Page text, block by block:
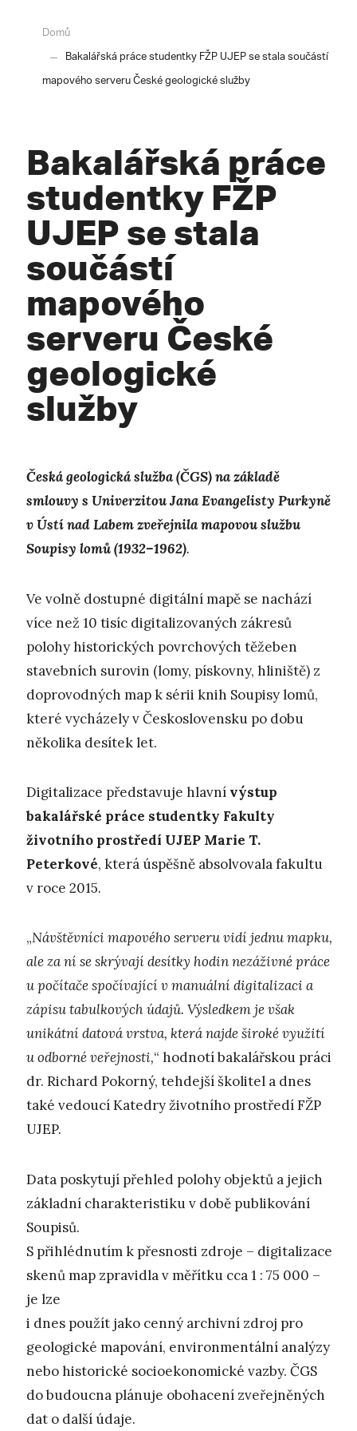
Domů
Bakalářská práce studentky FŽP UJEP se stala součástí
mapového serveru České geologické služby
Bakalářská práce
studentky FŽP
UJEP se stala
součástí
mapového
serveru České
geologické
služby
Česká geologická služba (ČGS) na základě
smlouvy s Univerzitou Jana Evangelisty Purkyně
v Ústí nad Labem zveřejnila mapovou službu
Soupisy lomů (1932–1962).
Ve volně dostupné digitální mapě se nachází
více než 10 tisíc digitalizovaných zákresů
polohy historických povrchových těžeben
stavebních surovin (lomy, pískovny, hliniště) z
doprovodných map k sérii knih Soupisy lomů,
které vycházely v Československu po dobu
několika desítek let.
Digitalizace představuje hlavní výstup
bakalářské práce studentky Fakulty
životního prostředí UJEP Marie T.
Peterkové, která úspěšně absolvovala fakultu
v roce 2015.
„Návštěvníci mapového serveru vidí jednu mapku,
ale za ní se skrývají desítky hodin nezáživné práce
u počítače spočívající v manuální digitalizaci a
zápisu tabulkových údajů. Výsledkem je však
unikátní datová vrstva, která najde široké využití
u odborné veřejnosti,“ hodnotí bakalářskou práci
dr. Richard Pokorný, tehdejší školitel a dnes
také vedoucí Katedry životního prostředí FŽP
UJEP.
Data poskytují přehled polohy objektů a jejich
základní charakteristiku v době publikování
Soupisů.
S přihlédnutím k přesnosti zdroje – digitalizace
skenů map zpravidla v měřítku cca 1 : 75 000 –
je lze
i dnes použít jako cenný archivní zdroj pro
geologické mapování, environmentální analýzy
nebo historické socioekonomické vazby. ČGS
do budoucna plánuje obohacení zveřejněných
dat o další údaje.